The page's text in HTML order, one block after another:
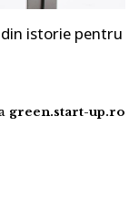
istorie pentru
green.start-up.ro